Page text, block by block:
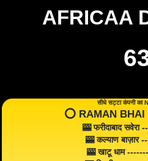
AFRICAA
सीधे सट्टा कंपनी का
⭕️ RAMAN
🎰 फरीदाबाद
🎰 कल्याण बाज़ार
🎰 खाटू धाम